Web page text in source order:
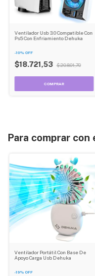
Ventilador Usb 3.0 Compatible Con
Ps5 Con Enfriamiento Dehuka
-10% OFF
$18.721,53 $20.801,70
Para comprar
Ventilador Portátil Con Base De
Apoyo Carga Usb Dehuka
-19% OFF